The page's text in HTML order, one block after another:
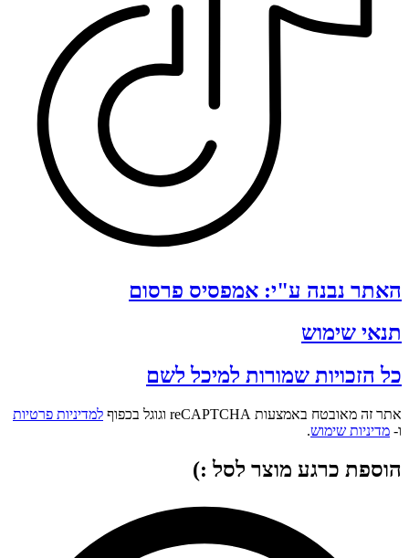
האתר נבנה ע"י: אמפסיס פרסום
תנאי שימוש
כל הזכויות שמורות למיכל לשם
אתר זה מאובטח באמצעות reCAPTCHA וגוגל בכפוף
למדיניות פרטיות
ו- מדיניות שימוש.
הוספת כרגע מוצר לסל :)